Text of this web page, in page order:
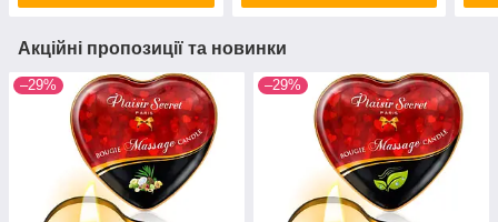
Акційні пропозиції та новинки
–29% –29%